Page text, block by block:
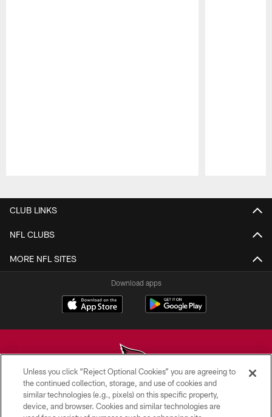
CLUB LINKS
NFL CLUBS
MORE NFL SITES
Download apps
© 2026 ARIZONA CARDINALS. ALL RIGHTS RESERVED.
Unless you click “Reject Optional Cookies” you are agreeing to
the continued collection, storage, and use of cookies and
similar technologies (e.g., pixels) on this specific property,
device, and browser. Cookies and similar technologies are